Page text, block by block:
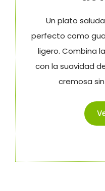
Un plato
perfecto como
ligero. Combina
con la suavidad
cremosa